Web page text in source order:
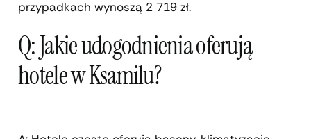
przypadkach wynoszą 2 719 zł.
Q: Jakie udogodnienia oferują
hotele w Ksamilu?